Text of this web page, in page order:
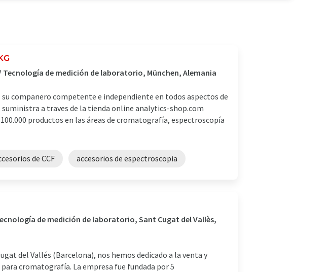
de medición de laboratorio, München, Alemania
companero competente e independiente en todos aspectos de
a traves de la tienda online analytics-shop.com
productos en las áreas de cromatografía, espectroscopía
de CCF accesorios de espectroscopia
de medición de laboratorio, Sant Cugat del Vallès,
del Vallés (Barcelona), nos hemos dedicado a la venta y
cromatografía. La empresa fue fundada por 5